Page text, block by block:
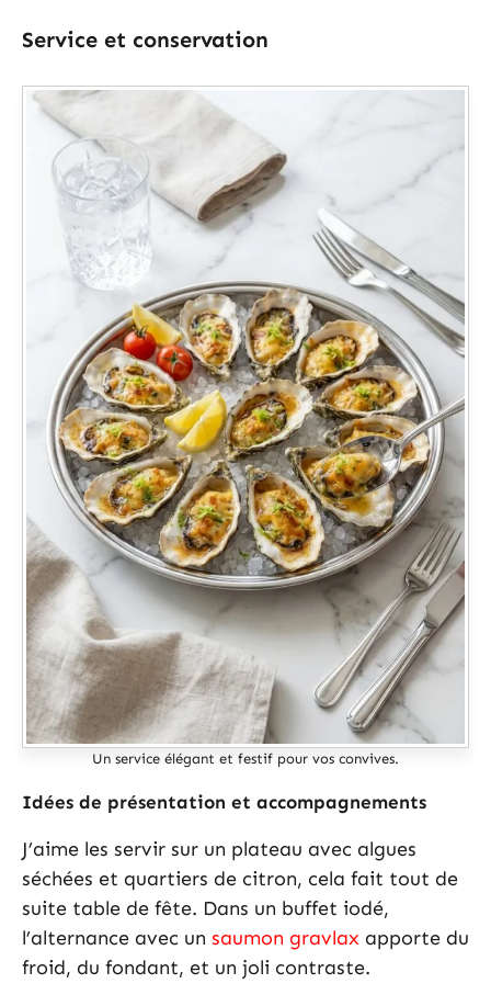
Service et conservation
Un service élégant et festif pour vos convives.
Idées de présentation et accompagnements
J’aime les servir sur un plateau avec algues
séchées et quartiers de citron, cela fait tout de
suite table de fête. Dans un buffet iodé,
l’alternance avec un saumon gravlax apporte du
froid, du fondant, et un joli contraste.